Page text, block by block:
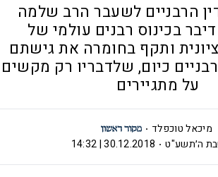
הרבניים לשעבר הרב שלמה
בכינוס רבנים עולמי של
ותקף בחומרה את גישתם
כיום, שלדבריו רק מקשים
על מתגיירים
מיכאל טוכפלד
ה׳תשע"ט
30.12.2018 | 14:32